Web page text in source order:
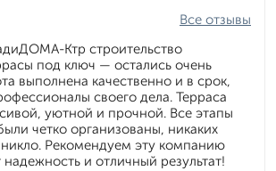
Все отзывы
Ктр строительство
под ключ — остались очень
выполнена качественно и в срок,
своего дела. Терраса
уютной и прочной. Все этапы
четко организованы, никаких
Рекомендуем эту компанию
и отличный результат!